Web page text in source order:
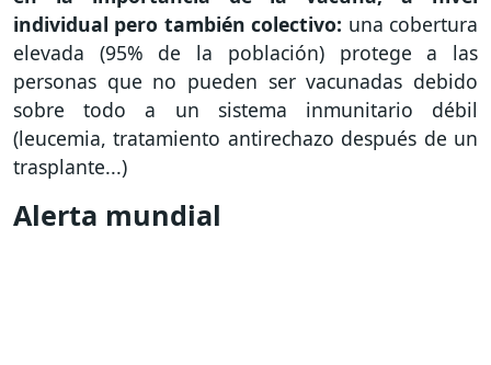
individual pero también colectivo: una cobertura
elevada (95% de la población) protege a las
personas que no pueden ser vacunadas debido
sobre todo a un sistema inmunitario débil
(leucemia, tratamiento antirechazo después de un
trasplante...)
Alerta mundial